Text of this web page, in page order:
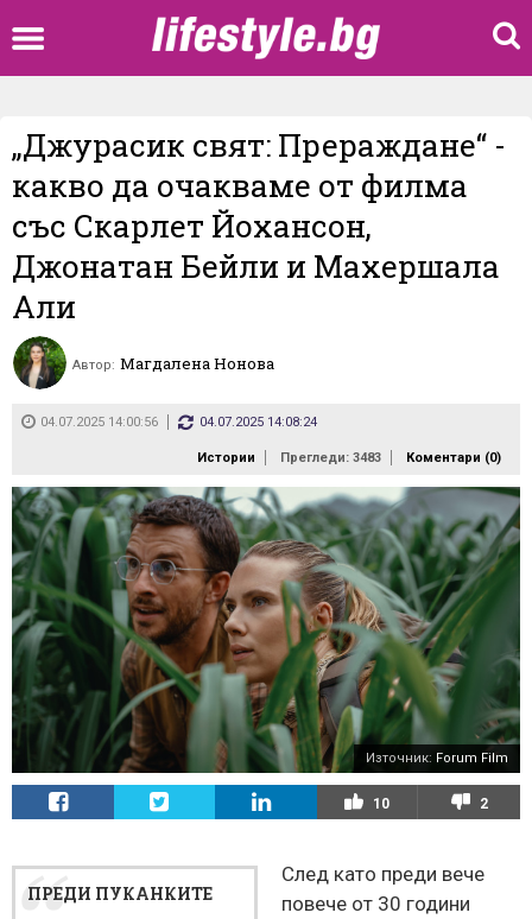
„Джурасик свят: Прераждане“ -
какво да очакваме от филма
със Скарлет Йохансон,
Джонатан Бейли и Махершала
Али
Автор: Магдалена Нонова
04.07.2025 14:00:56 04.07.2025 14:08:24
Истории Прегледи: 3483 Коментари (0)
Източник: Forum Film
10 2
ПРЕДИ ПУКАНКИТЕ
След като преди вече
повече от 30 години